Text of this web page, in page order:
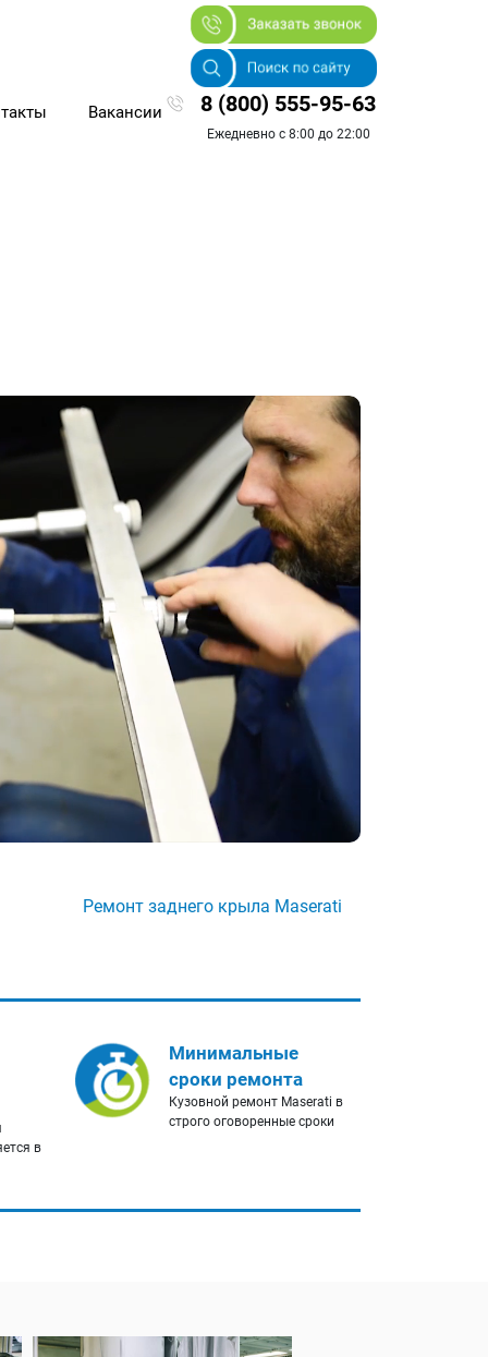
Вакансии 8 (800) 555-95-63
Ежедневно с 8:00 до 22:00
Ремонт заднего крыла Maserati
в
Минимальные
сроки ремонта
Кузовной ремонт Maserati в
строго оговоренные сроки